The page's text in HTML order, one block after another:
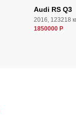
Audi RS Q3
2016, 123218
1850000 Р